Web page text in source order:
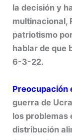
la decisión y
multinacional,
patriotismo
hablar de que
6-3-22.
Preocupación
guerra de
los problemas
distribución